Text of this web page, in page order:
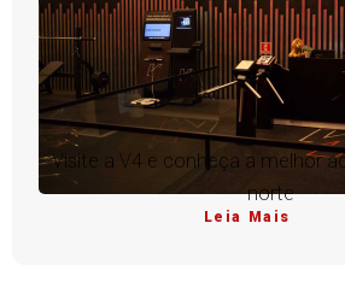
Visite a V4 e conheça a melhor
norte
Leia Mais